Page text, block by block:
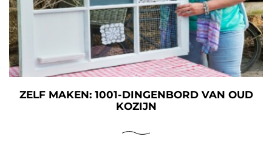
ZELF MAKEN: 1001-DINGENBORD VAN OUD
KOZIJN